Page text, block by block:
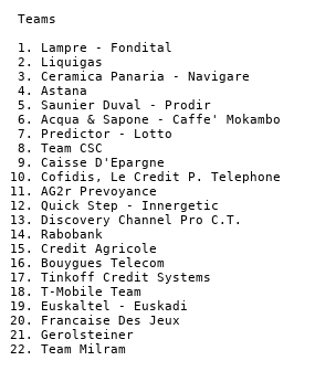
  Teams
1. Lampre - Fondital
2. Liquigas
3. Ceramica Panaria - Navigare
4. Astana
5. Saunier Duval - Prodir
6. Acqua & Sapone - Caffe' Mokambo
7. Predictor - Lotto
8. Team CSC
9. Caisse D'Epargne
10. Cofidis, Le Credit P. Telephone
11. AG2r Prevoyance
12. Quick Step - Innergetic
13. Discovery Channel Pro C.T.
14. Rabobank
15. Credit Agricole
16. Bouygues Telecom
17. Tinkoff Credit Systems
18. T-Mobile Team
19. Euskaltel - Euskadi
20. Francaise Des Jeux
21. Gerolsteiner
22. Team Milram